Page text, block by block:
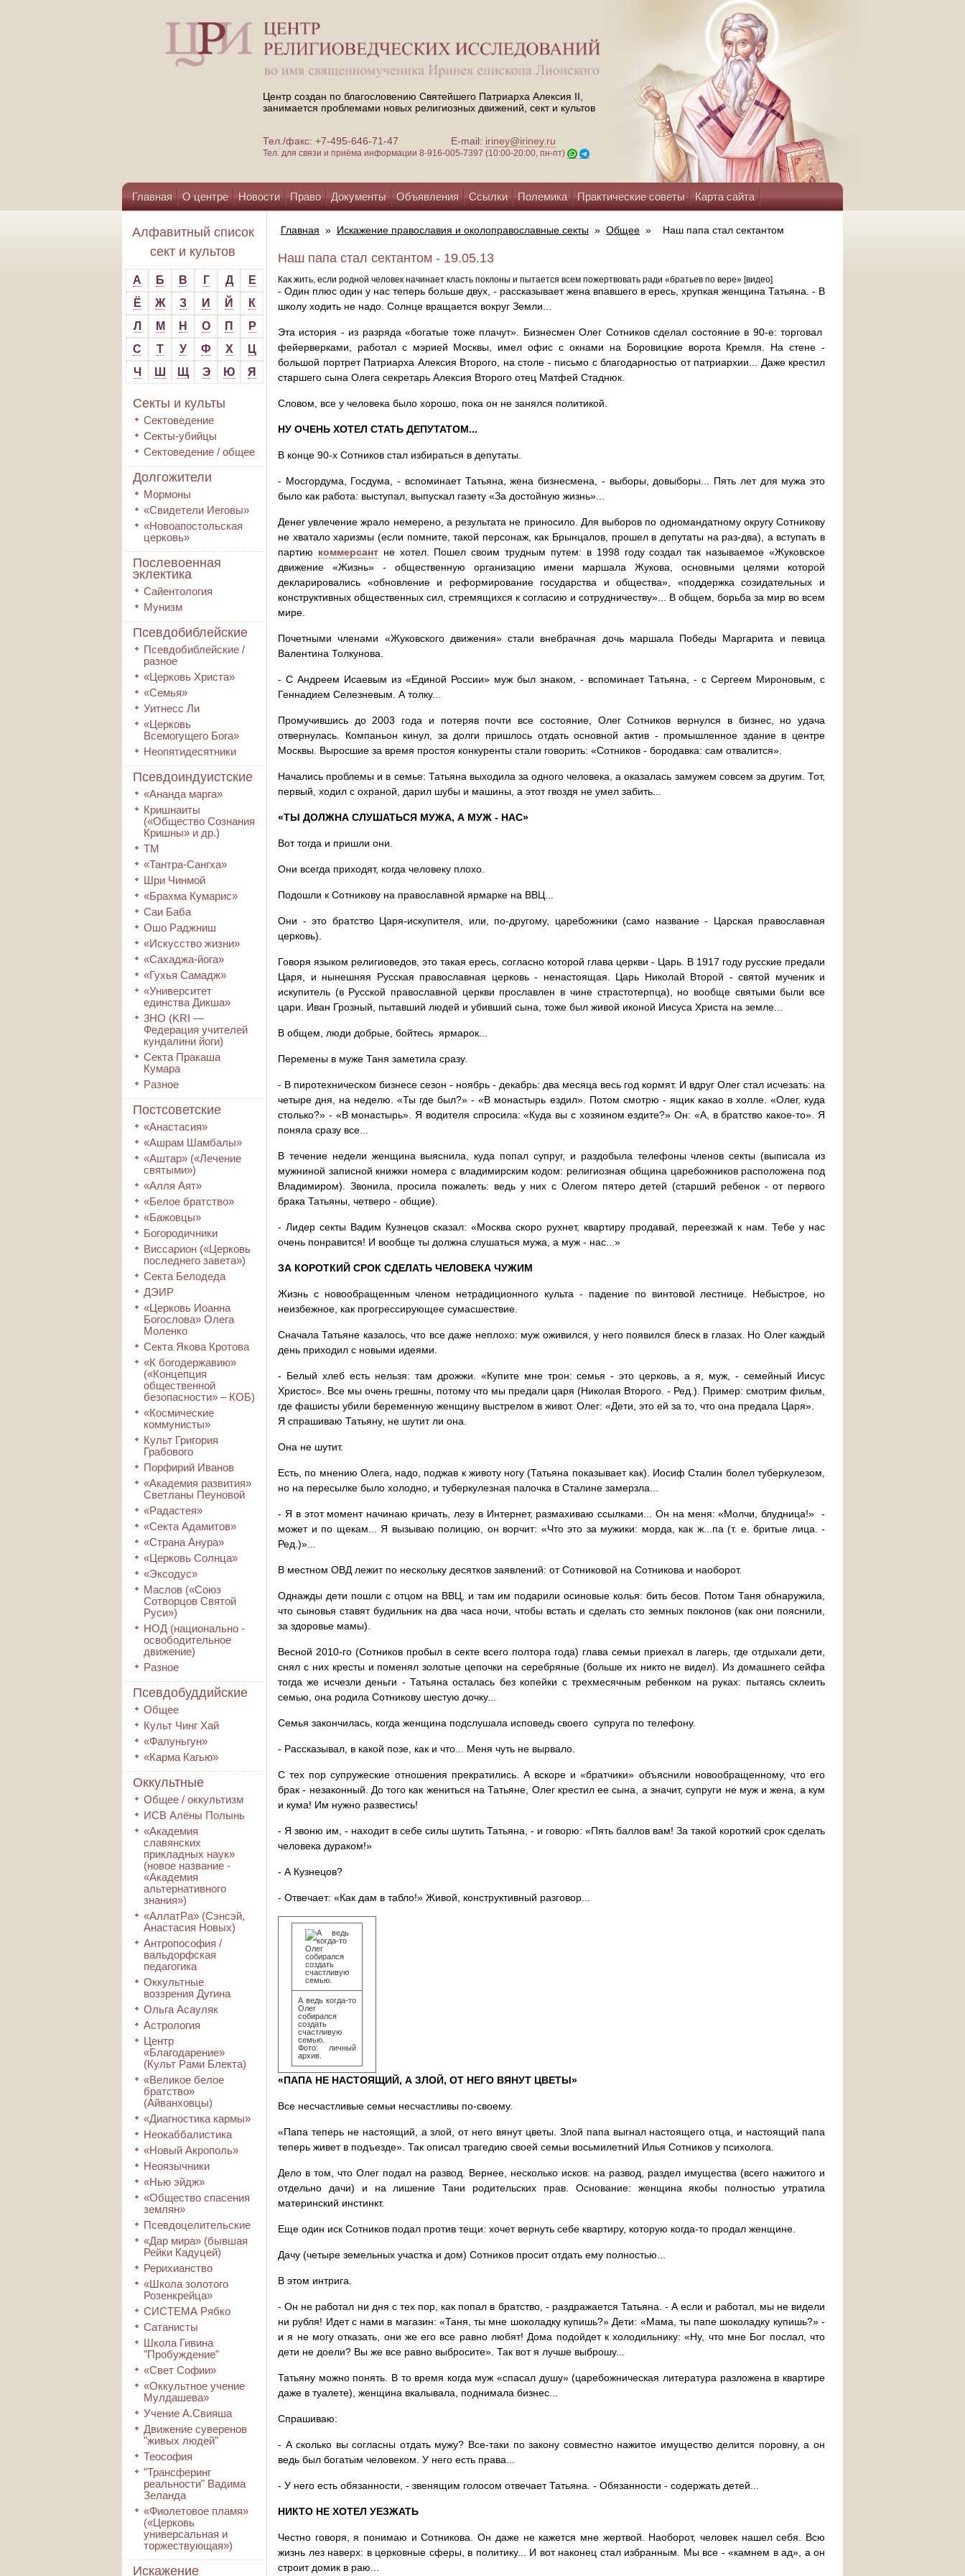
Центр создан по благословению Святейшего Патриарха Алексия II,
занимается проблемами новых религиозных движений, сект и культов
Тел./факс: +7-495-646-71-47 E-mail: iriney@iriney.ru
Тел. для связи и приёма информации 8-916-005-7397 (10:00-20:00, пн-пт)
Главная О центре Новости Право Документы Объявления Ссылки Полемика Практические советы Карта сайта
Помощь центру
Алфавитный список
сект и культов
А Б В Г Д
Е
Ё
Ж З И Й
К
Л
М Н О П
Р
С
Т У Ф Х
Ц
Ч
Ш Щ Э Ю Я
Секты и культы
Сектоведение
Секты-убийцы
Сектоведение / общее
Долгожители
Мормоны
«Свидетели Иеговы»
«Новоапостольская
церковь»
Послевоенная
эклектика
Сайентология
Мунизм
Псевдобиблейские
Псевдобиблейские /
разное
«Церковь Христа»
«Семья»
Уитнесс Ли
«Церковь
Всемогущего Бога»
Неопятидесятники
Псевдоиндуистские
«Ананда марга»
Кришнаиты
(«Общество Сознания
Кришны» и др.)
ТМ
«Тантра-Сангха»
Шри Чинмой
«Брахма Кумарис»
Саи Баба
Ошо Раджниш
«Искусство жизни»
«Сахаджа-йога»
«Гухья Самадж»
«Университет
единства Дикша»
3HO (KRI ―
Федерация учителей
кундалини йоги)
Секта Пракаша
Кумара
Разное
Постсоветские
«Анастасия»
«Ашрам Шамбалы»
«Аштар» («Лечение
святыми»)
«Алля Аят»
«Белое братство»
«Бажовцы»
Богородичники
Виссарион («Церковь
последнего завета»)
Секта Белодеда
ДЭИР
«Церковь Иоанна
Богослова» Олега
Моленко
Секта Якова Кротова
«К богодержавию»
(«Концепция
общественной
безопасности» – КОБ)
«Космические
коммунисты»
Культ Григория
Грабового
Порфирий Иванов
«Академия развития»
Светланы Пеуновой
«Радастея»
«Секта Адамитов»
«Страна Анура»
«Церковь Солнца»
«Эксодус»
Маслов («Союз
Сотворцов Святой
Руси»)
НОД (национально -
освободительное
движение)
Разное
Псевдобуддийские
Общее
Культ Чинг Хай
«Фалуньгун»
«Карма Кагью»
Оккультные
Общее / оккультизм
ИСВ Алёны Полынь
«Академия
славянских
прикладных наук»
(новое название -
«Академия
альтернативного
знания»)
«АллатРа» (Сэнсэй,
Анастасия Новых)
Антропософия /
вальдорфская
педагогика
Оккультные
воззрения Дугина
Ольга Асауляк
Астрология
Центр
«Благодарение»
(Культ Рами Блекта)
«Великое белое
братство»
(Айванховцы)
«Диагностика кармы»
Неокаббалистика
«Новый Акрополь»
Неоязычники
«Нью эйдж»
«Общество спасения
землян»
Псевдоцелительские
«Дар мира» (бывшая
Рейки Кадуцей)
Рерихианство
«Школа золотого
Розенкрейца»
СИСТЕМА Рябко
Сатанисты
Школа Гивина
"Пробуждение"
«Свет Софии»
«Оккультное учение
Мулдашева»
Учение А.Свияша
Движение суверенов
"живых людей"
Теософия
"Трансферинг
реальности" Вадима
Зеланда
«Фиолетовое пламя»
(«Церковь
универсальная и
торжествующая»)
Искажение
Главная » Искажение православия и околоправославные секты » Общее » Наш папа стал сектантом
Наш папа стал сектантом - 19.05.13
Как жить, если родной человек начинает класть поклоны и пытается всем пожертвовать ради «братьев по вере» [видео]
- Один плюс один у нас теперь больше двух, - рассказывает жена впавшего в ересь, хрупкая женщина Татьяна. - В
школу ходить не надо. Солнце вращается вокруг Земли...
Эта история - из разряда «богатые тоже плачут». Бизнесмен Олег Сотников сделал состояние в 90-е: торговал
фейерверками, работал с мэрией Москвы, имел офис с окнами на Боровицкие ворота Кремля. На стене -
большой портрет Патриарха Алексия Второго, на столе - письмо с благодарностью от патриархии... Даже крестил
старшего сына Олега секретарь Алексия Второго отец Матфей Стаднюк.
Словом, все у человека было хорошо, пока он не занялся политикой.
НУ ОЧЕНЬ ХОТЕЛ СТАТЬ ДЕПУТАТОМ...
В конце 90-х Сотников стал избираться в депутаты.
- Мосгордума, Госдума, - вспоминает Татьяна, жена бизнесмена, - выборы, довыборы... Пять лет для мужа это
было как работа: выступал, выпускал газету «За достойную жизнь»...
Денег увлечение жрало немерено, а результата не приносило. Для выборов по одномандатному округу Сотникову
не хватало харизмы (если помните, такой персонаж, как Брынцалов, прошел в депутаты на раз-два), а вступать в
партию коммерсантне хотел. Пошел своим трудным путем: в 1998 году создал так называемое «Жуковское
движение «Жизнь» - общественную организацию имени маршала Жукова, основными целями которой
декларировались «обновление и реформирование государства и общества», «поддержка созидательных и
конструктивных общественных сил, стремящихся к согласию и сотрудничеству»... В общем, борьба за мир во всем
мире.
Почетными членами «Жуковского движения» стали внебрачная дочь маршала Победы Маргарита и певица
Валентина Толкунова.
- С Андреем Исаевым из «Единой России» муж был знаком, - вспоминает Татьяна, - с Сергеем Мироновым, с
Геннадием Селезневым. А толку...
Промучившись до 2003 года и потеряв почти все состояние, Олег Сотников вернулся в бизнес, но удача
отвернулась. Компаньон кинул, за долги пришлось отдать основной актив - промышленное здание в центре
Москвы. Выросшие за время простоя конкуренты стали говорить: «Сотников - бородавка: сам отвалится».
Начались проблемы и в семье: Татьяна выходила за одного человека, а оказалась замужем совсем за другим. Тот,
первый, ходил с охраной, дарил шубы и машины, а этот гвоздя не умел забить...
«ТЫ ДОЛЖНА СЛУШАТЬСЯ МУЖА, А МУЖ - НАС»
Вот тогда и пришли они.
Они всегда приходят, когда человеку плохо.
Подошли к Сотникову на православной ярмарке на ВВЦ...
Они - это братство Царя-искупителя, или, по-другому, царебожники (само название - Царская православная
церковь).
Говоря языком религиоведов, это такая ересь, согласно которой глава церкви - Царь. В 1917 году русские предали
Царя, и нынешняя Русская православная церковь - ненастоящая. Царь Николай Второй - святой мученик и
искупитель (в Русской православной церкви прославлен в чине страстотерпца), но вообще святыми были все
цари. Иван Грозный, пытавший людей и убивший сына, тоже был живой иконой ­Иисуса Христа на земле...
В общем, люди добрые, бойтесь ярмарок...
Перемены в муже Таня заметила сразу.
- В пиротехническом бизнесе сезон - ноябрь - декабрь: два месяца весь год кормят. И вдруг Олег стал исчезать: на
четыре дня, на неделю. «Ты где был?» - «В монастырь ездил». Потом смотрю - ящик какао в холле. «Олег, куда
столько?» - «В монастырь». Я водителя спросила: «Куда вы с хозяином ездите?» Он: «А, в братство какое-то». Я
поняла сразу все...
В течение недели женщина выяснила, куда попал супруг, и раздобыла телефоны членов секты (выписала из
мужниной записной книжки номера с владимирским кодом: религиозная община царебожников расположена под
Владимиром). Звонила, просила пожалеть: ведь у них с Олегом пятеро детей (старший ребенок - от первого
брака Татьяны, четверо - общие).
- Лидер секты Вадим Кузнецов сказал: «Москва скоро рухнет, квартиру продавай, переезжай к нам. Тебе у нас
очень понравится! И вообще ты должна слушаться мужа, а муж - нас...»
ЗА КОРОТКИЙ СРОК СДЕЛАТЬ ЧЕЛОВЕКА ЧУЖИМ
Жизнь с новообращенным членом нетрадиционного культа - падение по винтовой лестнице. Небыстрое, но
неизбежное, как прогрессирующее сумасшествие.
Сначала Татьяне казалось, что все даже неплохо: муж оживился, у него появился блеск в глазах. Но Олег каждый
день приходил с новыми идеями.
- Белый хлеб есть нельзя: там дрожжи. «Купите мне трон: семья - это церковь, а я, муж, - семейный Иисус
Христос». Все мы очень грешны, потому что мы предали царя (Николая Второго. - Ред.). Пример: смотрим фильм,
где фашисты убили беременную женщину выстрелом в живот. Олег: «Дети, это ей за то, что она предала Царя».
Я спрашиваю Татьяну, не шутит ли она.
Она не шутит.
Есть, по мнению Олега, надо, поджав к животу ногу (Татьяна показывает как). Иосиф Сталин болел туберкулезом,
но на пересылке было холодно, и туберкулезная палочка в Сталине замерзла...
- Я в этот момент начинаю кричать, лезу в Интернет, размахиваю ссылками... Он на меня: «Молчи, блудница!» -
может и по щекам... Я вызываю полицию, он ворчит: «Что это за мужики: морда, как ж...па (т. е. бритые лица. -
Ред.)»...
В местном ОВД лежит по нескольку десятков заявлений: от Сотниковой на Сотникова и наоборот.
Однажды дети пошли с отцом на ВВЦ, и там им подарили осиновые колья: бить бесов. Потом Таня обнаружила,
что сыновья ставят будильник на два часа ночи, чтобы встать и сделать сто земных поклонов (как они пояснили,
за здоровье мамы).
Весной 2010-го (Сотников пробыл в секте всего полтора года) глава семьи приехал в лагерь, где отдыхали дети,
снял с них кресты и поменял золотые цепочки на серебряные (больше их никто не видел). Из домашнего сейфа
тогда же исчезли деньги - Татьяна осталась без копейки с трехмесячным ребенком на руках: пытаясь склеить
семью, она родила Сотникову шестую дочку...
Семья закончилась, когда женщина подслушала исповедь своего супруга по телефону.
- Рассказывал, в какой позе, как и что... Меня чуть не вырвало.
С тех пор супружеские отношения прекратились. А вскоре и «братчики» объяснили новообращенному, что его
брак - незаконный. До того как жениться на Татьяне, Олег крестил ее сына, а значит, супруги не муж и жена, а кум
и кума! Им нужно развестись!
- Я звоню им, - находит в себе силы шутить Татьяна, - и говорю: «Пять баллов вам! За такой короткий срок сделать
человека дураком!»
- А Кузнецов?
- Отвечает: «Как дам в табло!» Живой, конструктивный разговор...
А ведь когда-то
Олег
собирался
создать
счастливую
семью.
Фото: личный
архив.
«ПАПА НЕ НАСТОЯЩИЙ, А ЗЛОЙ, ОТ НЕГО ВЯНУТ ЦВЕТЫ»
Все несчастливые семьи несчастливы по-своему.
«Папа теперь не настоящий, а злой, от него вянут цветы. Злой папа выгнал настоящего отца, и настоящий папа
теперь живет в подъезде». Так описал трагедию своей семьи восьмилетний Илья Сотников у психолога.
Дело в том, что Олег подал на развод. Вернее, несколько исков: на развод, раздел имущества (всего нажитого и
отдельно дачи) и на лишение Тани родительских прав. Основание: женщина якобы полностью утратила
материнский инстинкт.
Еще один иск Сотников подал против тещи: хочет вернуть себе квартиру, которую когда-то продал женщине.
Дачу (четыре земельных участка и дом) Сотников просит отдать ему полностью...
В этом интрига.
- Он не работал ни дня с тех пор, как попал в братство, - раздражается Татьяна. - А если и работал, мы не видели
ни рубля! Идет с нами в магазин: «Таня, ты мне шоколадку купишь?» Дети: «Мама, ты папе шоколадку купишь?» -
и я не могу отказать, они же его все равно любят! Дома подойдет к холодильнику: «Ну, что мне Бог послал, что
дети не доели? Вы же все равно выбросите». Так вот я лучше выброшу...
Татьяну можно понять. В то время когда муж «спасал душу» (царебожническая литература разложена в квартире
даже в туалете), женщина вкалывала, поднимала бизнес...
Спрашиваю:
- А сколько вы согласны отдать мужу? Все-таки по закону совместно нажитое имущество делится поровну, а он
ведь был богатым человеком. У него есть права...
- У него есть обязанности, - звенящим голосом отвечает Татьяна. - Обязанности - содержать детей...
НИКТО НЕ ХОТЕЛ УЕЗЖАТЬ
Честно говоря, я понимаю и Сотникова. Он даже не кажется мне жертвой. Наоборот, человек нашел себя. Всю
жизнь лез наверх: в церковные сферы, в политику... И вот наконец стал избранным. Мы все - «камнем в ад», а он
строит домик в раю...